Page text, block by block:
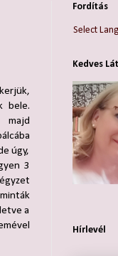
bele.
úgy,
3
a
Fordítás
Select
Kedves
Hírlevél